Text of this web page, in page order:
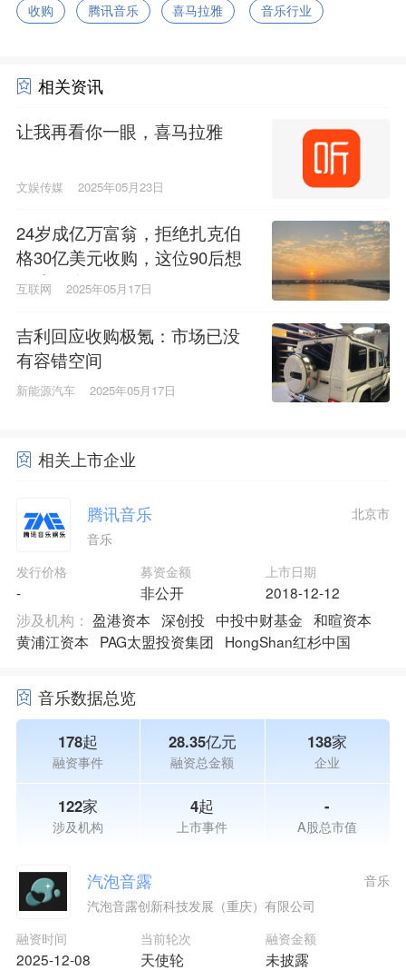
收购 腾讯音乐 喜马拉雅 音乐行业
相关资讯
让我再看你一眼，喜马拉雅
文娱传媒 2025年05月23日
24岁成亿万富翁，拒绝扎克伯
格30亿美元收购，这位90后想
做成什么
互联网 2025年05月17日
吉利回应收购极氪：市场已没
有容错空间
新能源汽车 2025年05月17日
相关上市企业
腾讯音乐
音乐
北京市
发行价格
-
募资金额
非公开
上市日期
2018-12-12
涉及机构： 盈港资本 深创投 中投中财基金 和暄资本
黄浦江资本
PAG太盟投资集团 HongShan红杉中国
音乐数据总览
178起
融资事件
28.35亿元
融资总金额
138家
企业
122家
涉及机构
4起
上市事件
-
A股总市值
汽泡音露
汽泡音露创新科技发展（重庆）有限公司
融资时间
2025-12-08
当前轮次
天使轮
融资金额
未披露
音乐